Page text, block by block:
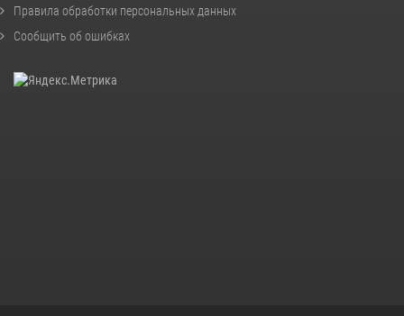
Правила обработки персональных данных
Сообщить об ошибках